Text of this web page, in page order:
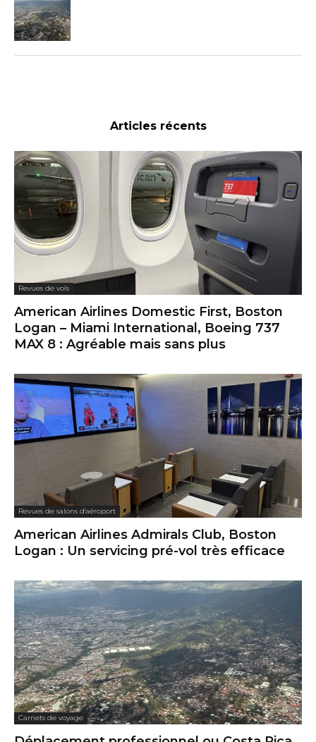
Articles récents
Revues de vols
American Airlines Domestic First, Boston
Logan – Miami International, Boeing 737
MAX 8 : Agréable mais sans plus
Revues de salons d'aéroport
American Airlines Admirals Club, Boston
Logan : Un servicing pré-vol très efficace
Carnets de voyage